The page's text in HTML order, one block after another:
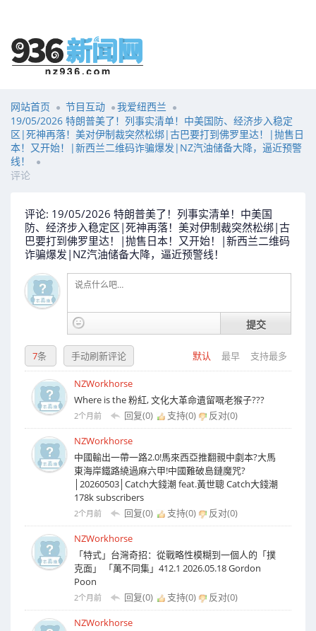
网站首页 节目互动
我爱纽西兰
19/05/2026 特朗普美了！列事实清单！中美国防、经济步入稳定
区|死神再落！美对伊制裁突然松绑|古巴要打到佛罗里达！|抛售日
本！又开始！|新西兰二维码诈骗爆发|NZ汽油储备大降，逼近预警
线！
评论
评论: 19/05/2026 特朗普美了！列事实清单！中美国
防、经济步入稳定区|死神再落！美对伊制裁突然松绑|古
巴要打到佛罗里达！|抛售日本！又开始！|新西兰二维码
诈骗爆发|NZ汽油储备大降，逼近预警线！
提交
默认 最早 支持最多
7条 手动刷新评论
NZWorkhorse
Where is the 粉紅, 文化大革命遺留嘅老猴子???
2个月前 回复(0) 支持(0) 反对(0)
NZWorkhorse
中國輸出一帶一路2.0!馬來西亞推翻親中劇本?大馬
東海岸鐵路繞過麻六甲!中國難破島鏈魔咒?
│20260503│Catch大錢潮 feat.黃世聰 Catch大錢潮
178k subscribers
2个月前 回复(0) 支持(0) 反对(0)
NZWorkhorse
「特式」台灣奇招：從戰略性模糊到一個人的「撲
克面」 「萬不同集」412.1 2026.05.18 Gordon
Poon
2个月前 回复(0) 支持(0) 反对(0)
NZWorkhorse